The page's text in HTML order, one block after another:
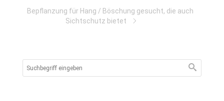
Bepflanzung für Hang / Böschung gesucht, die auch
Sichtschutz bietet